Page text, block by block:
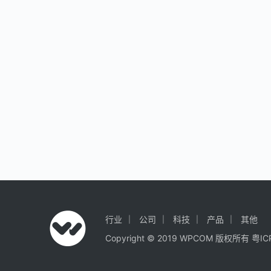
行业 公司 科技 产品
其他
Copyright © 2019 WPCOM 版权所有 粤